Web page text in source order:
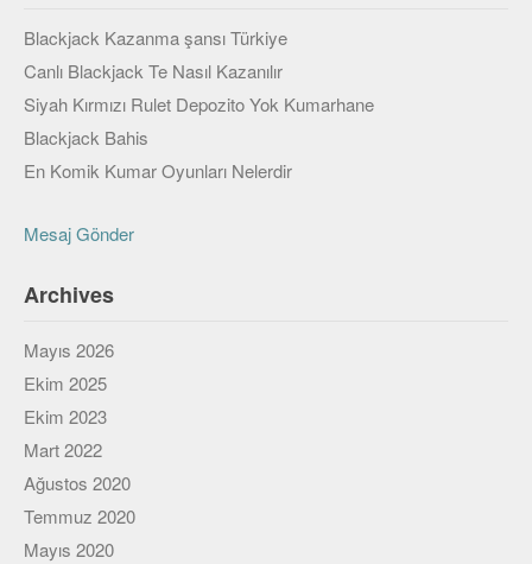
Robotik
Biz
Biz Kimiz?
Yazarlar
Bize yazın
Viki
Blackjack Kazanma şansı Türkiye
Canlı Blackjack Te Nasıl Kazanılır
Siyah Kırmızı Rulet Depozito Yok Kumarhane
Blackjack Bahis
En Komik Kumar Oyunları Nelerdir
Mesaj Gönder
Archives
Mayıs 2026
Ekim 2025
Ekim 2023
Mart 2022
Ağustos 2020
Temmuz 2020
Mayıs 2020